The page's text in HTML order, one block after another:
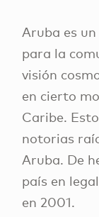
Aruba es
para la
visión
en cierto
Caribe.
notorias
Aruba. De
país en
en 2001.